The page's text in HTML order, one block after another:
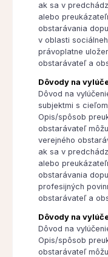
ak sa v
alebo
obstarávania
v oblasti
právoplatne
obstarávateľ a
Dôvody na
Dôvod na
subjektmi s
Opis/spôsob
obstarávateľ
verejného
ak sa v
alebo
obstarávania
profesijných
obstarávateľ a
Dôvody na
Dôvod na
Opis/spôsob
obstarávateľ